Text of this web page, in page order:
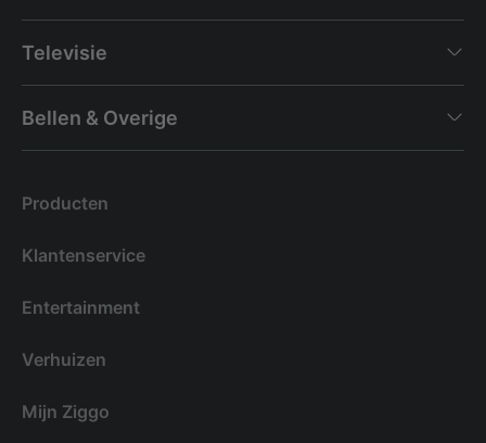
Televisie
Bellen & Overige
Producten
Klantenservice
Entertainment
Verhuizen
Mijn Ziggo